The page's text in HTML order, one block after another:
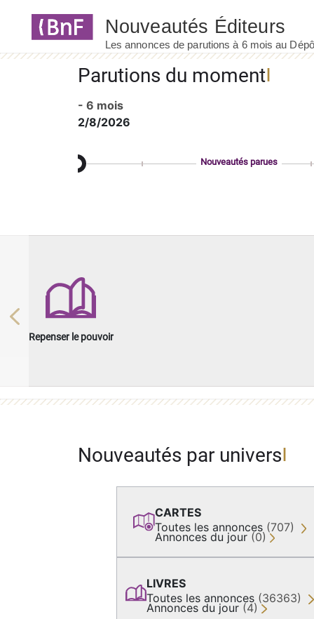
Parutions du moment
- 6 mois
2/8/2026
Nouveautés parues
Repenser le pouvoir
Previous
Nouveautés par univers
CARTES
Toutes les annonces (707)
Annonces du jour (0)
LIVRES
Toutes les annonces (36363)
Annonces du jour (4)